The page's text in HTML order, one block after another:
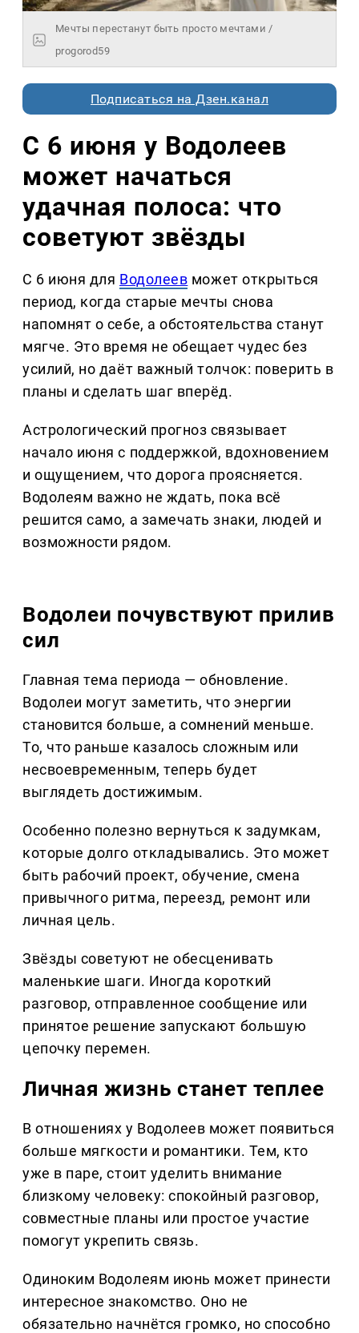
Мечты перестанут быть просто мечтами /
progorod59
Подписаться на Дзен.канал
С 6 июня у Водолеев
может начаться
удачная полоса: что
советуют звёзды
С 6 июня для Водолеев может открыться
период, когда старые мечты снова
напомнят о себе, а обстоятельства станут
мягче. Это время не обещает чудес без
усилий, но даёт важный толчок: поверить в
планы и сделать шаг вперёд.
Астрологический прогноз связывает
начало июня с поддержкой, вдохновением
и ощущением, что дорога проясняется.
Водолеям важно не ждать, пока всё
решится само, а замечать знаки, людей и
возможности рядом.
Водолеи почувствуют прилив
сил
Главная тема периода — обновление.
Водолеи могут заметить, что энергии
становится больше, а сомнений меньше.
То, что раньше казалось сложным или
несвоевременным, теперь будет
выглядеть достижимым.
Особенно полезно вернуться к задумкам,
которые долго откладывались. Это может
быть рабочий проект, обучение, смена
привычного ритма, переезд, ремонт или
личная цель.
Звёзды советуют не обесценивать
маленькие шаги. Иногда короткий
разговор, отправленное сообщение или
принятое решение запускают большую
цепочку перемен.
Личная жизнь станет теплее
В отношениях у Водолеев может появиться
больше мягкости и романтики. Тем, кто
уже в паре, стоит уделить внимание
близкому человеку: спокойный разговор,
совместные планы или простое участие
помогут укрепить связь.
Одиноким Водолеям июнь может принести
интересное знакомство. Оно не
обязательно начнётся громко, но способно